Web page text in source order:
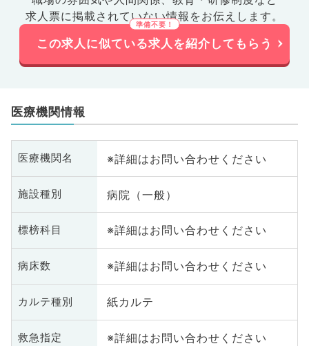
求人票に掲載されていない情報をお伝えします。
この求人に似ている求人を紹介してもらう
医療機関情報
医療機関名 ※詳細はお問い合わせください
施設種別 病院（一般）
標榜科目 ※詳細はお問い合わせください
病床数 ※詳細はお問い合わせください
カルテ種別 紙カルテ
救急指定 ※詳細はお問い合わせください